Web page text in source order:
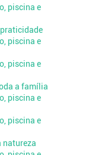
a família
natureza